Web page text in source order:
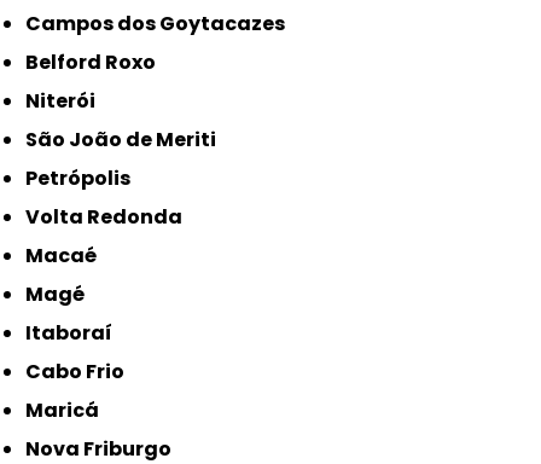
Campos dos Goytacazes
Belford Roxo
Niterói
São João de Meriti
Petrópolis
Volta Redonda
Macaé
Magé
Itaboraí
Cabo Frio
Maricá
Nova Friburgo